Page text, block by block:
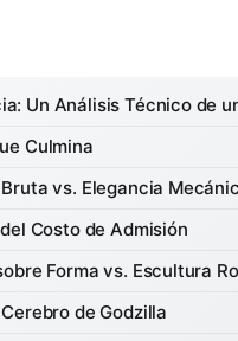
Un Análisis Técnico de
Culmina
vs. Elegancia
Costo de Admisión
Forma vs. Escultura
de Godzilla